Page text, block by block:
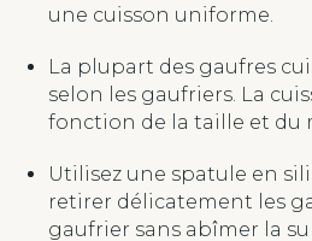
une cuisson uniforme.
La plupart des gaufres
selon les gaufriers. La
fonction de la taille et du
Utilisez une spatule en
retirer délicatement les
gaufrier sans abîmer la